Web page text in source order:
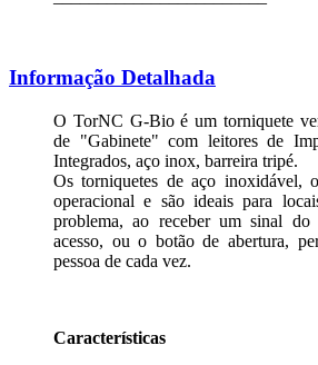
Informação Detalhada
O TorNC G-Bio é um torniquete
de "Gabinete" com leitores de
Integrados, aço inox, barreira tripé.
Os torniquetes de aço inoxidável,
operacional e são ideais para
problema, ao receber um sinal do
acesso, ou o botão de abertura,
pessoa de cada vez.
Características